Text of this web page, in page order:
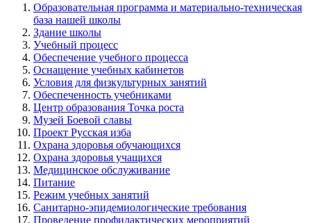
Образовательная программа и материально-техническая
база нашей школы
Здание школы
Учебный процесс
Обеспечение учебного процесса
Оснащение учебных кабинетов
Условия для физкультурных занятий
Обеспеченность учебниками
Центр образования Точка роста
Музей Боевой славы
Проект Русская изба
Охрана здоровья обучающихся
Охрана здоровья учащихся
Медицинское обслуживание
Питание
Режим учебных занятий
Санитарно-эпидемиологические требования
Проведение профилактических мероприятий